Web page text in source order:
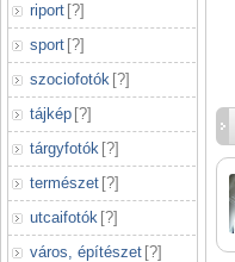
riport [?]
sport [?]
szociofotók [?]
tájkép [?]
tárgyfotók [?]
természet [?]
utcaifotók [?]
város, építészet [?]